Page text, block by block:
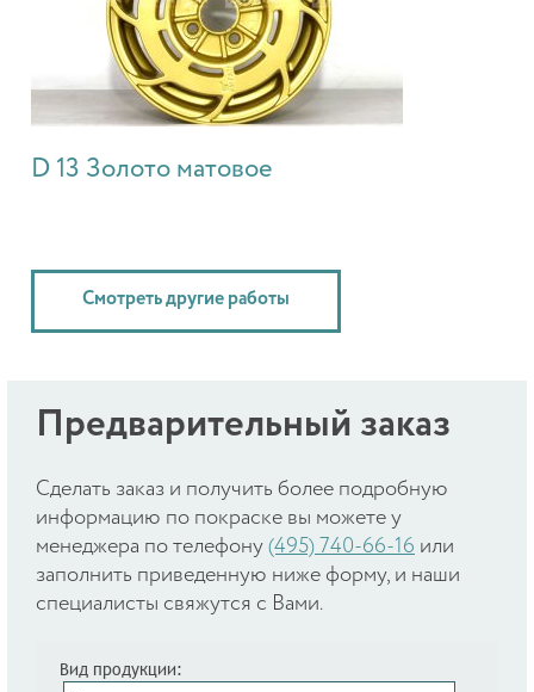
D 13 Золото матовое
Смотреть другие работы
Предварительный заказ
Cделать заказ и получить более подробную
информацию по покраске вы можете у
менеджера по телефону (495) 740-66-16 или
заполнить приведенную ниже форму, и наши
специалисты свяжутся с Вами.
Вид продукции: